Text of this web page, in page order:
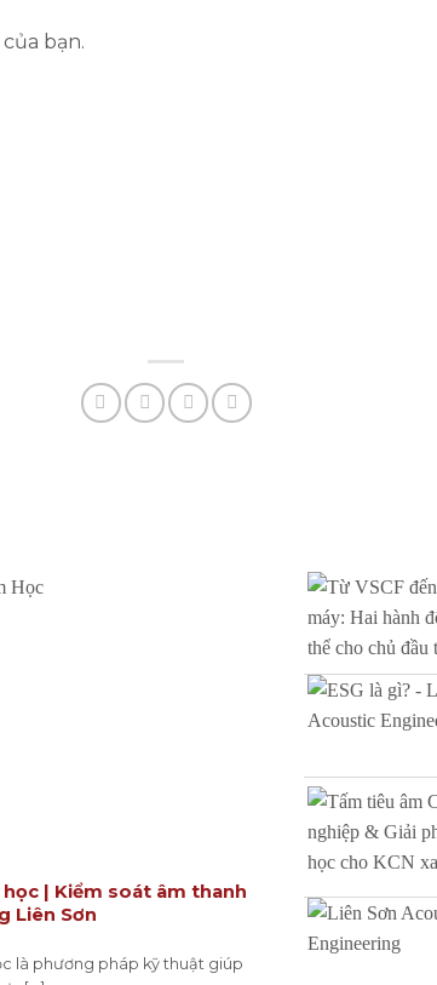
bạn.
học | Kiểm soát âm thanh
Liên Sơn
là phương pháp kỹ thuật giúp